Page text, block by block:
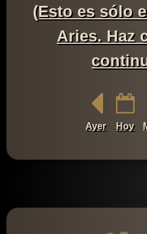
(Esto es sólo
Aries. Haz
Ayer Hoy